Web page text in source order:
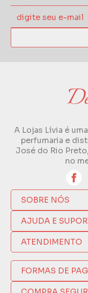
A Lojas Lívia é
perfumaria e
José do Rio
no
SOBRE NÓS
Quem Somos
Compra Segura
Como Comprar
Nossas Lojas
Política de
AJUDA E
Nosso
Trocas e
Formas de
Fretes e
Fabricantes
ATENDIMENTO
(17) 3209-9595
FORMAS DE